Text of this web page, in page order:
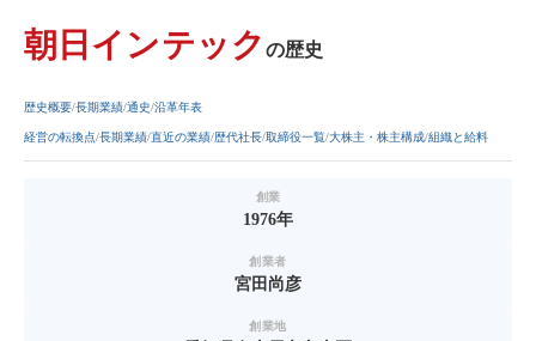
朝日インテックの歴史
歴史概要 長期業績 通史 沿革年表
経営の転換点 長期業績 直近の業績 歴代社長 取締役一覧 大株主・株主構成 組織と給料
創業
1976年
創業者
宮田尚彦
創業地